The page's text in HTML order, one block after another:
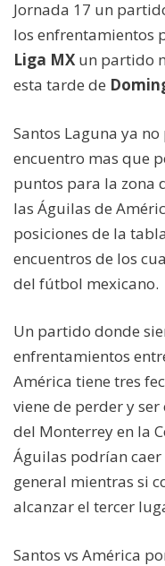
Jornada 17 un
los enfrentamientos
Liga MX un partido
esta tarde de
Santos Laguna ya
encuentro mas que
puntos para la zona
las Águilas de
posiciones de la
encuentros de los
del fútbol mexicano.
Un partido donde
enfrentamientos
América tiene tres
viene de perder y
del Monterrey en la
Águilas podrían
general mientras si
alcanzar el tercer
Santos vs América